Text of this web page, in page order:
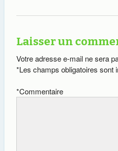
Laisser un
Votre adresse e-mail ne sera
Les champs obligatoires sont
*
Commentaire
*